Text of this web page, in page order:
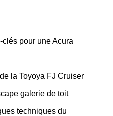
pour une Acura
la Toyoya FJ Cruiser
galerie de toit
techniques du